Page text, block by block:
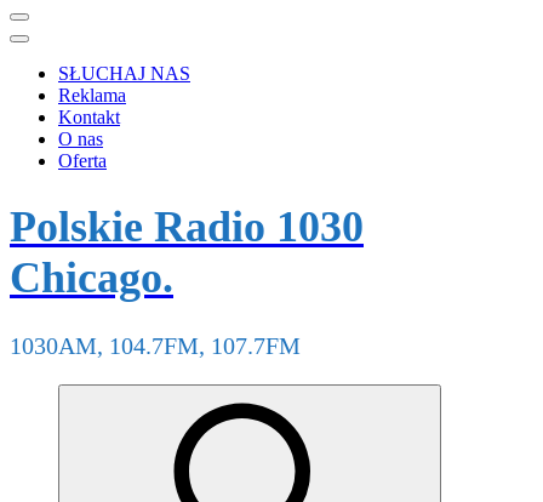
SŁUCHAJ NAS
Reklama
Kontakt
O nas
Oferta
Polskie Radio 1030
Chicago.
1030AM, 104.7FM, 107.7FM